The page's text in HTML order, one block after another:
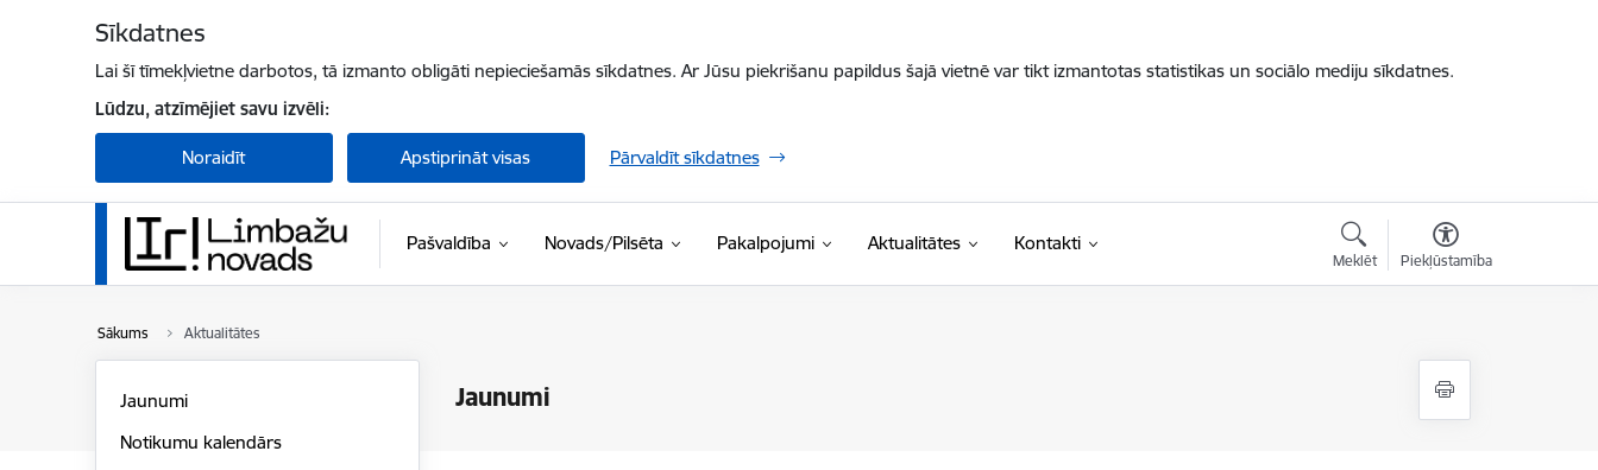
Sīkdatnes
Lai šī tīmekļvietne darbotos, tā izmanto obligāti nepieciešamās sīkdatnes. Ar Jūsu piekrišanu papildus šajā vietnē var tikt izmantotas statistikas un sociālo mediju sīkdatnes.
Lūdzu, atzīmējiet savu izvēli:
Noraidīt Apstiprināt visas Pārvaldīt sīkdatnes
Pašvaldība Novads/Pilsēta Pakalpojumi Aktualitātes Kontakti
Meklēt Piekļūstamība
Sākums Aktualitātes
Jaunumi
Jaunumi
Notikumu kalendārs